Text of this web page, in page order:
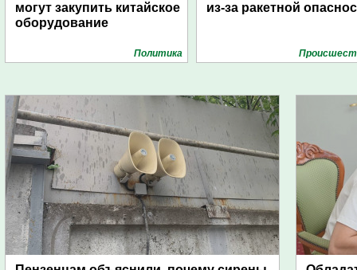
могут закупить китайское
оборудование
Политика
из-за ракетной